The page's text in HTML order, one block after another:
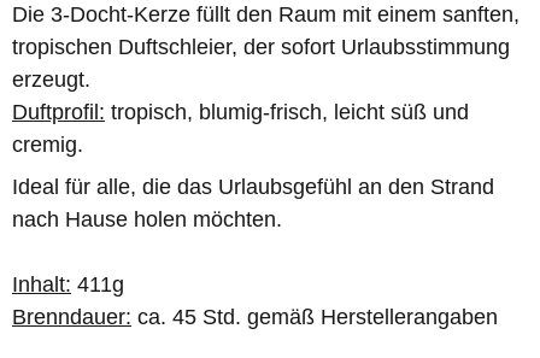
Die 3-Docht-Kerze füllt den Raum mit einem sanften,
tropischen Duftschleier, der sofort Urlaubsstimmung
erzeugt.
Duftprofil: tropisch, blumig-frisch, leicht süß und
cremig.
Ideal für alle, die das Urlaubsgefühl an den Strand
nach Hause holen möchten.
Inhalt: 411g
Brenndauer: ca. 45 Std. gemäß Herstellerangaben